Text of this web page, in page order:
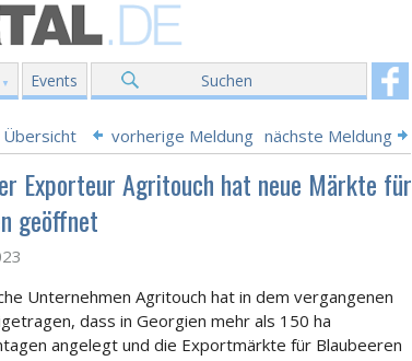
Events Suchen
Übersicht vorherige Meldung nächste Meldung
Exporteur Agritouch hat neue Märkte für
geöffnet
Unternehmen Agritouch hat in dem vergangenen
dass in Georgien mehr als 150 ha
angelegt und die Exportmärkte für Blaubeeren